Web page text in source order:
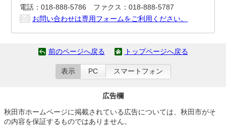
電話：018-888-5786 ファクス：018-888-5787
お問い合わせは専用フォームをご利用ください。
前のページへ戻る トップページへ戻る
表示 PC スマートフォン
広告欄
秋田市ホームページに掲載されている広告については、秋田市がそ
の内容を保証するものではありません。